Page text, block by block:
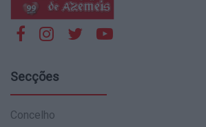
Secções
Concelho